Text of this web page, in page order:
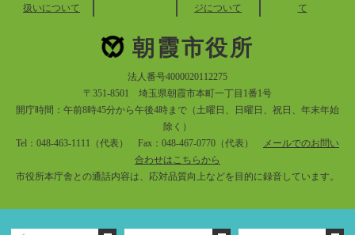
扱いについて
ジについて
て
朝霞市役所
法人番号4000020112275
〒351-8501 埼玉県朝霞市本町一丁目1番1号
開庁時間：午前8時45分から午後4時まで（土曜日、日曜日、祝日、年末年始
除く）
Tel：048-463-1111（代表） Fax：048-467-0770（代表）
メールでのお問い
合わせはこちらから
市役所本庁舎との通話内容は、応対品質向上などを目的に録音しています。